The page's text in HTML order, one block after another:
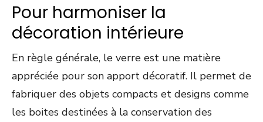
Pour harmoniser la
décoration intérieure
En règle générale, le verre est une matière
appréciée pour son apport décoratif. Il permet de
fabriquer des objets compacts et designs comme
les boites destinées à la conservation des